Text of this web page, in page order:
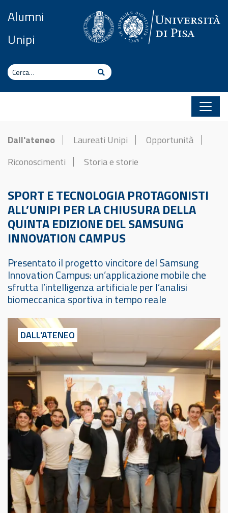
Alumni
Unipi
Cerca Cerca
Dall'ateneo Laureati Unipi
Opportunità
Riconoscimenti
Storia e storie
SPORT E TECNOLOGIA PROTAGONISTI
ALL’UNIPI PER LA CHIUSURA DELLA
QUINTA EDIZIONE DEL SAMSUNG
INNOVATION CAMPUS
Presentato il progetto vincitore del Samsung
Innovation Campus: un’applicazione mobile che
sfrutta l’intelligenza artificiale per l’analisi
biomeccanica sportiva in tempo reale
DALL'ATENEO